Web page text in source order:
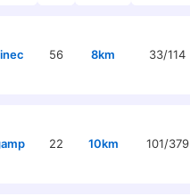
56 8km 33/114
22 10km 101/379